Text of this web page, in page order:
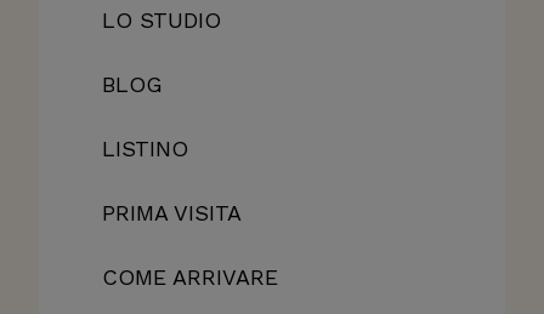
LO STUDIO
BLOG
LISTINO
PRIMA VISITA
COME ARRIVARE